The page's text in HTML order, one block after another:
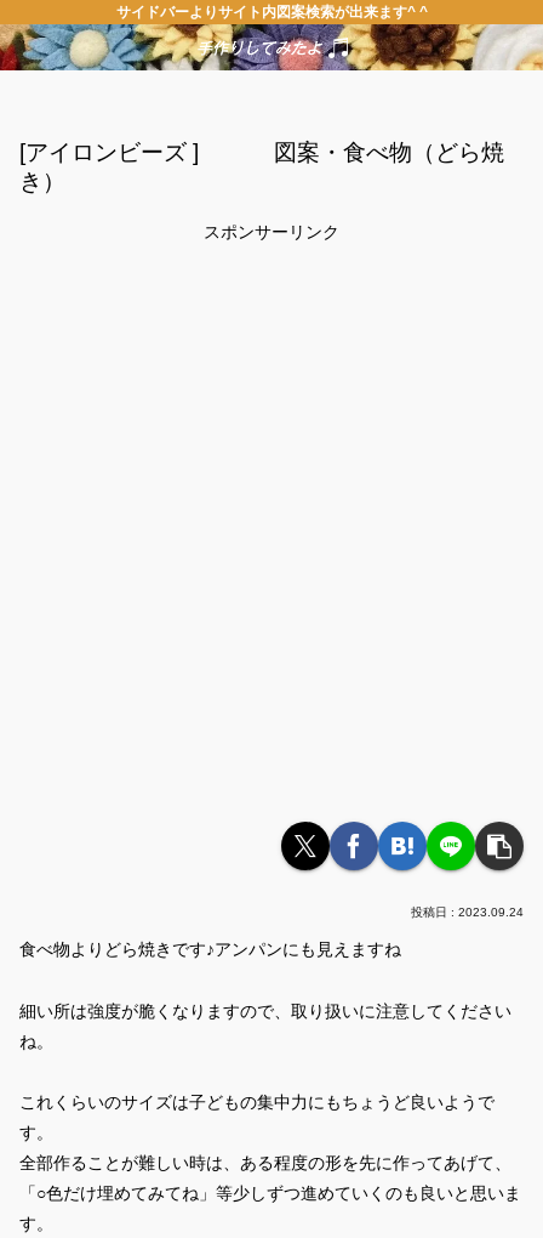
サイドバーよりサイト内図案検索が出来ます^ ^
[アイロンビーズ ] 図案・食べ物（どら焼
き）
スポンサーリンク
2023.09.24
食べ物よりどら焼きです♪アンパンにも見えますね
細い所は強度が脆くなりますので、取り扱いに注意してください
ね。
これくらいのサイズは子どもの集中力にもちょうど良いようで
す。
全部作ることが難しい時は、ある程度の形を先に作ってあげて、
「○色だけ埋めてみてね」等少しずつ進めていくのも良いと思いま
す。